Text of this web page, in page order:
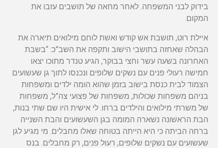
בידוק לבני המשפחה. לאחר מחאה של תושבים עזבו את
המקום.
איילת רוט, תושבת אש קודש ואשת לוחם מילואים תיארה את
הבהלה שאחזה בתושבי הישוב ותקפה את השב”כ: “בשבת
האחרונה בשעה עשר וחצי בבוקר, הגיע טנדר מתוכו יצאו
חמישה רעולי פנים עם נשקים שלופים ונכנסו לתוך גן שעשועים
הצמוד לבית כנסת בישוב בזמן שהוא הומה ילדים ומשפחות
בניהם משפחות שכולות, משפחות של פצועי צה”ל, משפחות
של משרתי מילואים והילדים ברחו. לי אישית היו שם שתי בנות,
הבת הראשונה נשארה המומה בגן השעשועים והבת השנייה
ברחה הביתה כי היא הייתה בטוחה שאלו מחבלים. מי מגיע לגן
שעשועים עם נשקים שלופים, רעול פנים, רק מחבלים. בנס